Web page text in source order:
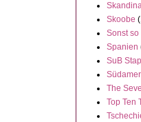
Skoobe
Sonst so
Spanien
SuB
The
Top Ten